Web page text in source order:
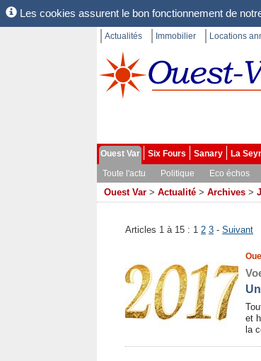
Les cookies assurent le bon fonctionnement de
Actualités Immobilier Locations
Ouest Var Six Fours Sanary La
Toute l'actu
Politique Eco échos
Ouest Var > Actualité > Archives >
Articles 1 à 15 : 1 2 3 - Suivant
et
la